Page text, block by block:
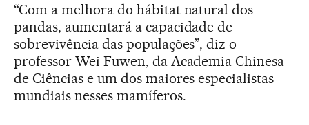
“Com a melhora do hábitat natural dos
pandas, aumentará a capacidade de
sobrevivência das populações”, diz o
professor Wei Fuwen, da Academia Chinesa
de Ciências e um dos maiores especialistas
mundiais nesses mamíferos.